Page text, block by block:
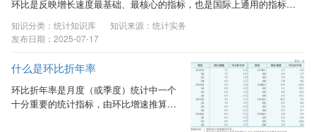
环比是反映增长速度最基础、最核心的指标，也是国际上通用的指标。
示某一事物在对比期内发展变化的方向和程度。 一、同比基本概念 同
比是以上年同期为基期相比较，即本期某一时间段（点）与上年某一时
间段（点）相比，可以理解为今年第n月与去年第n月的比较。如，2022
年12月份与2021年12月份相比较，2022年上半年与2021年上半年相比
较就是同比。...
知识分类：统计知识库
知识来源：统计实务
发布日期：2025-07-17
什么是环比折年率
环比折年率是月度（或季度）统计中一个
十分重要的统计指标，由环比增速推算得